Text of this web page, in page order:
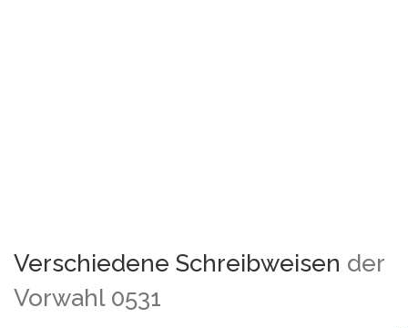
Verschiedene Schreibweisen der
Vorwahl 0531